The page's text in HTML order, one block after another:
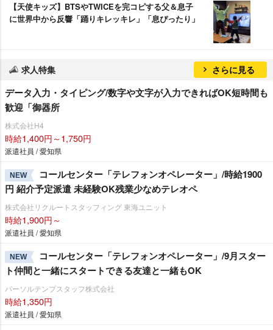
【天使キッズ】BTSやTWICEを完コピする父＆息子
に世界中から反響「踊りキレッキレ」「息ぴったり」
求人特集 さらに見る
データ入力・タイピング/数字や文字が入力できればOK短時間も
歓迎「御器所
株式会社H4
時給1,400円～1,750円
派遣社員 / 愛知県
NEW
コールセンター「テレフォンオペレーター」/時給1900
円 紹介予定派遣 未経験OK残業少なめテレオペ
株式会社リクルートスタッフィング 東海ユニット
時給1,900円～
派遣社員 / 愛知県
NEW
コールセンター「テレフォンオペレーター」/9月スター
ト仲間と一緒にスタートできる友達と一緒もOK
パーソルテンプスタッフ株式会社
時給1,350円
派遣社員 / 愛知県